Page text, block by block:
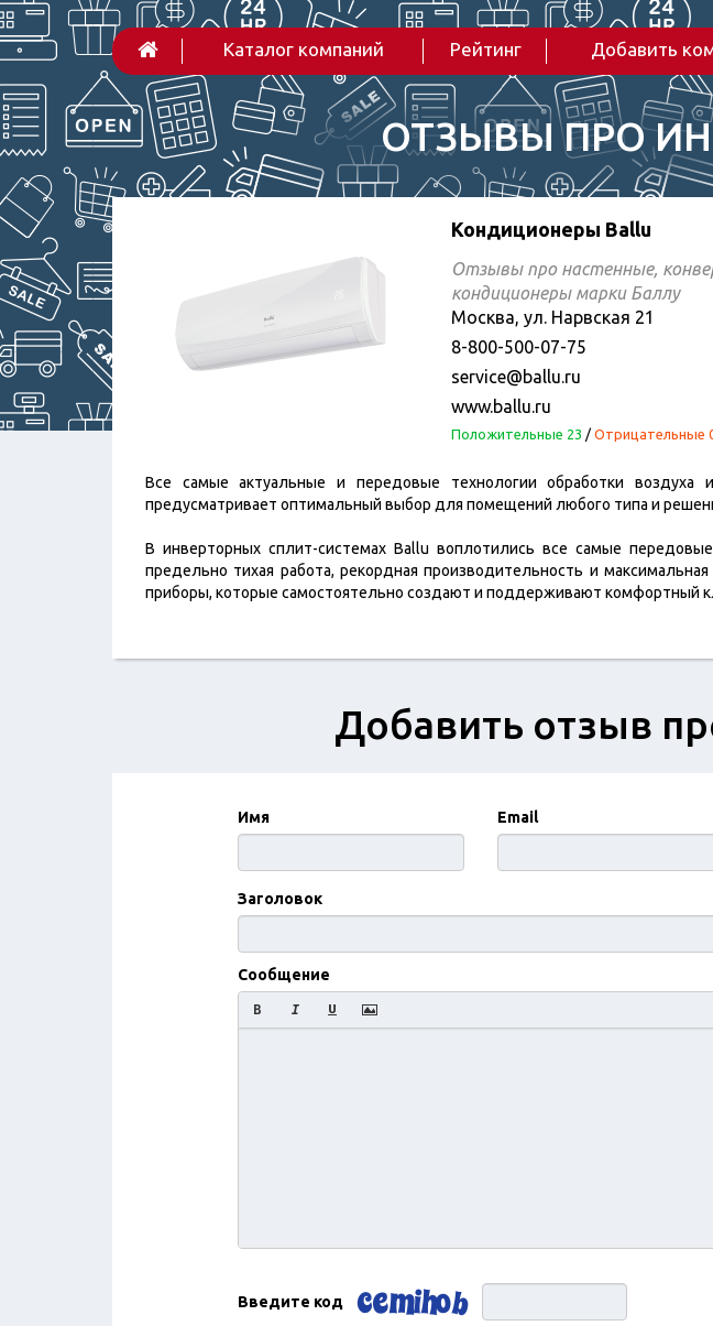
Каталог компаний Рейтинг Добавить
ОТЗЫВЫ ПРО
Кондиционеры Ballu
Отзывы про настенные,
кондиционеры марки Баллу
Москва, ул. Нарвская 21
8-800-500-07-75
service@ballu.ru
www.ballu.ru
Положительные 23 / Отрицательные
Все самые актуальные и передовые технологии обработки
предусматривает оптимальный выбор для помещений любого типа и
В инверторных сплит-системах Ballu воплотились все самые
предельно тихая работа, рекордная производительность и
приборы, которые самостоятельно создают и поддерживают комфортный
Добавить отзыв
Имя
Email
Заголовок
Сообщение
Введите код